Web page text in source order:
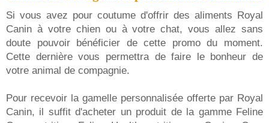
Si vous avez pour coutume d'offrir des aliments Royal
Canin à votre chien ou à votre chat, vous allez sans
doute pouvoir bénéficier de cette promo du moment.
Cette dernière vous permettra de faire le bonheur de
votre animal de compagnie.
Pour recevoir la gamelle personnalisée offerte par Royal
Canin, il suffit d'acheter un produit de la gamme Feline